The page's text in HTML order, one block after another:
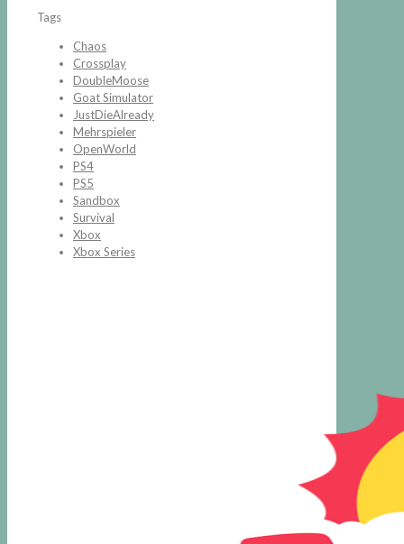
Tags
Chaos
Crossplay
DoubleMoose
Goat Simulator
JustDieAlready
Mehrspieler
OpenWorld
PS4
PS5
Sandbox
Survival
Xbox
Xbox Series